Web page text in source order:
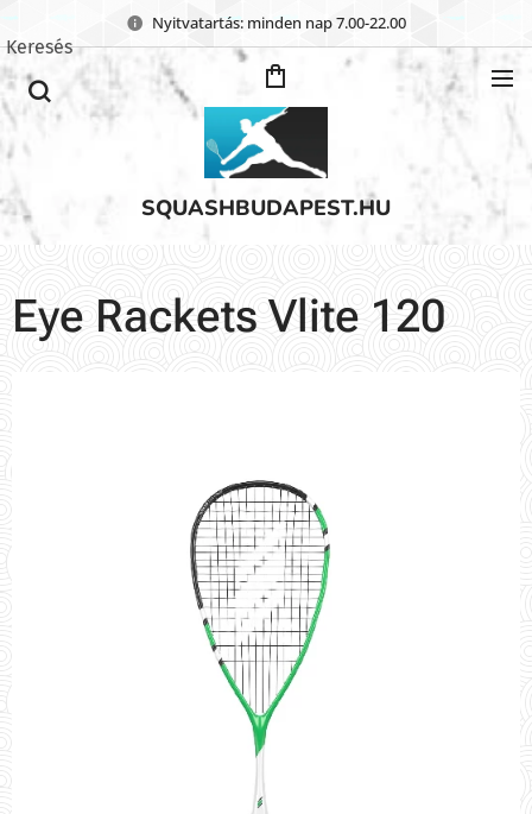
Nyitvatartás: minden nap 7.00-22.00
SQUASHBUDAPEST.HU
Keresés
Eye Rackets Vlite 120